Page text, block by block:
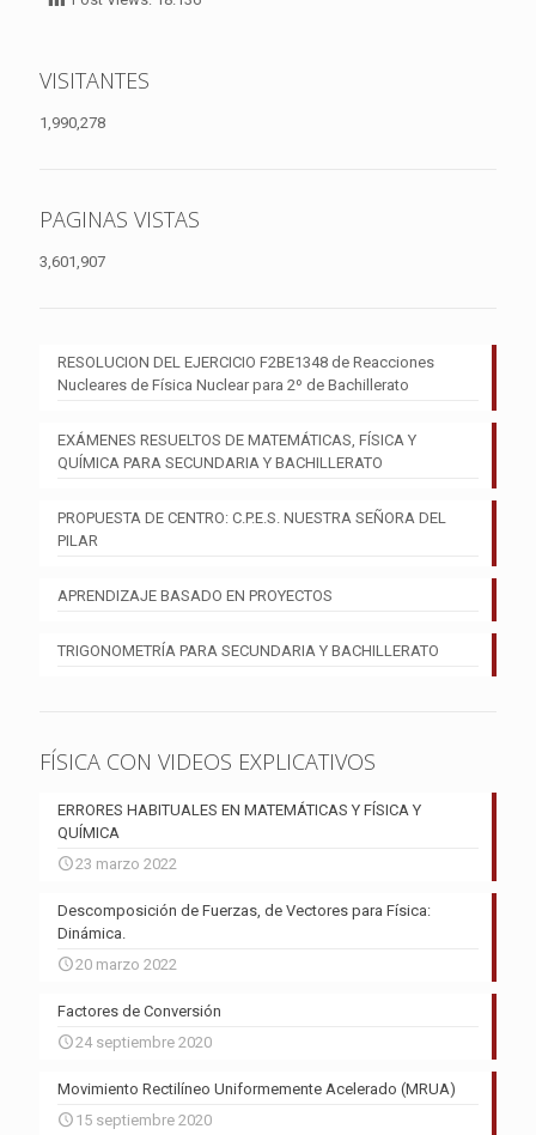
VISITANTES
1,990,278
PAGINAS VISTAS
3,601,907
RESOLUCION DEL EJERCICIO F2BE1348 de Reacciones
Nucleares de Física Nuclear para 2º de Bachillerato
EXÁMENES RESUELTOS DE MATEMÁTICAS, FÍSICA Y
QUÍMICA PARA SECUNDARIA Y BACHILLERATO
PROPUESTA DE CENTRO: C.P.E.S. NUESTRA SEÑORA DEL
PILAR
APRENDIZAJE BASADO EN PROYECTOS
TRIGONOMETRÍA PARA SECUNDARIA Y BACHILLERATO
FÍSICA CON VIDEOS EXPLICATIVOS
ERRORES HABITUALES EN MATEMÁTICAS Y FÍSICA Y
QUÍMICA
23 marzo 2022
Descomposición de Fuerzas, de Vectores para Física:
Dinámica.
20 marzo 2022
Factores de Conversión
24 septiembre 2020
Movimiento Rectilíneo Uniformemente Acelerado (MRUA)
15 septiembre 2020